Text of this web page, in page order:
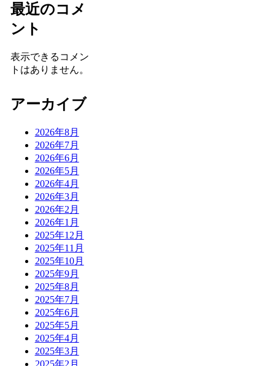
最近のコメ
ント
表示できるコメン
トはありません。
アーカイブ
2026年8月
2026年7月
2026年6月
2026年5月
2026年4月
2026年3月
2026年2月
2026年1月
2025年12月
2025年11月
2025年10月
2025年9月
2025年8月
2025年7月
2025年6月
2025年5月
2025年4月
2025年3月
2025年2月